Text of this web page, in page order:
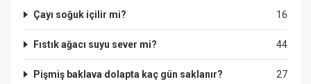
16
Çayı soğuk içilir mi?
44
Fıstık ağacı suyu sever mi?
27
Pişmiş baklava dolapta kaç gün saklanır?